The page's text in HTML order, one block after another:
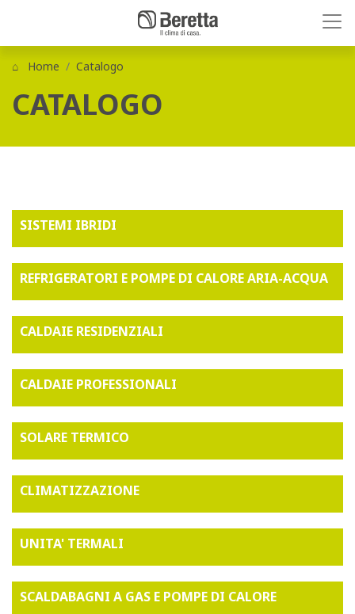
Home Catalogo
CATALOGO
SISTEMI IBRIDI
REFRIGERATORI E POMPE DI CALORE ARIA-ACQUA
CALDAIE RESIDENZIALI
CALDAIE PROFESSIONALI
SOLARE TERMICO
CLIMATIZZAZIONE
UNITA' TERMALI
SCALDABAGNI A GAS E POMPE DI CALORE